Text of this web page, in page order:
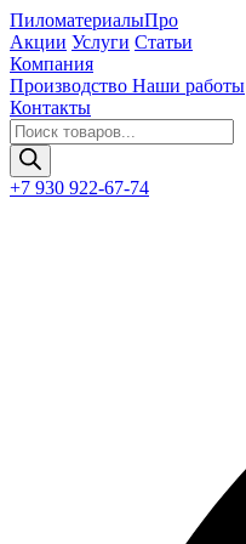
ПиломатериалыПро
Акции Услуги Статьи
Компания
Производство Наши работы
Контакты
Поиск
товаров
+7 930 922-67-74